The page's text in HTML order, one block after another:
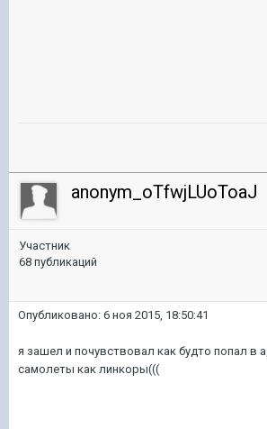
anonym_oTfwjLUoToaJ
Участник
68 публикаций
Опубликовано: 6 ноя 2015, 18:50:41
я зашел и почувствовал как будто попал в
самолеты как линкоры(((